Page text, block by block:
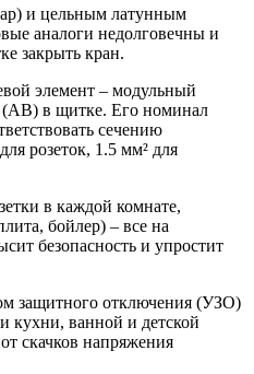
и цельным латунным
аналоги недолговечны и
закрыть кран.
элемент – модульный
(АВ) в щитке. Его номинал
сечению
розеток, 1.5 мм² для
в каждой комнате,
бойлер) – все на
безопасность и упростит
защитного отключения (УЗО)
кухни, ванной и детской
скачков напряжения